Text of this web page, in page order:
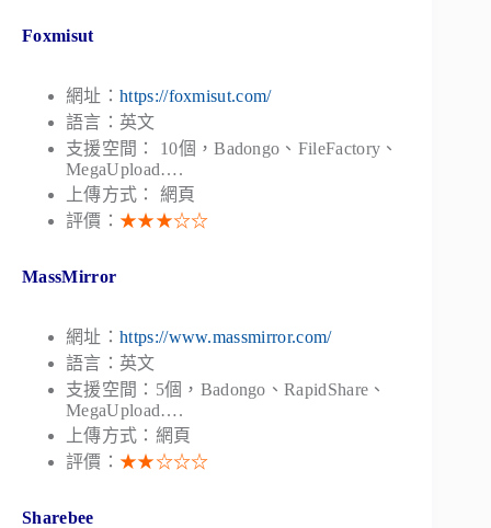
Foxmisut
網址： https://foxmisut.com/
語言：英文
支援空間： 10個，Badongo、FileFactory、
MegaUpload….
上傳方式： 網頁
評價： ★★★☆☆
MassMirror
網址： https://www.massmirror.com/
語言：英文
支援空間：5個，Badongo、RapidShare、
MegaUpload….
上傳方式：網頁
評價： ★★☆☆☆
Sharebee